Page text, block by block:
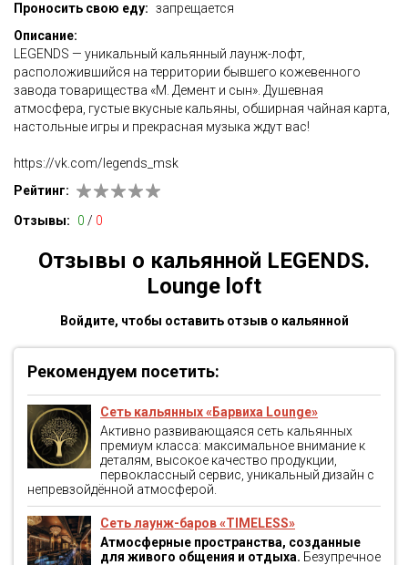
Проносить свою еду: запрещается
Описание:
LEGENDS — уникальный кальянный лаунж-лофт,
расположившийся на территории бывшего кожевенного
завода товарищества «М. Демент и сын». Душевная
атмосфера, густые вкусные кальяны, обширная чайная карта,
настольные игры и прекрасная музыка ждут вас!
https://vk.com/legends_msk
Рейтинг:
Отзывы: 0 / 0
Отзывы о кальянной LEGENDS.
Lounge loft
Войдите, чтобы оставить отзыв о кальянной
Рекомендуем посетить:
Сеть кальянных «Барвиха Lounge»
Активно развивающаяся сеть кальянных
премиум класса: максимальное внимание к
деталям, высокое качество продукции,
первоклассный сервис, уникальный дизайн с
непревзойдённой атмосферой.
Сеть лаунж-баров «TIMELESS»
Атмосферные пространства, созданные
для живого общения и отдыха. Безупречное